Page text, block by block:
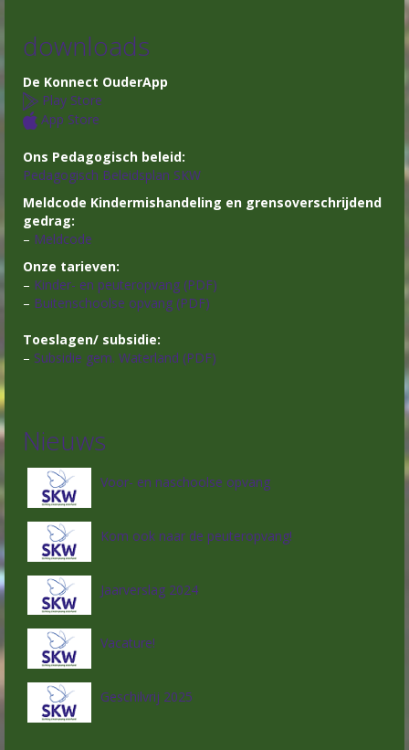
downloads
De Konnect OuderApp
Play Store
App Store
Ons Pedagogisch beleid:
Pedagogisch Beleidsplan SKW
Meldcode Kindermishandeling en grensoverschrijdend
gedrag:
– Meldcode
Onze tarieven:
– Kinder- en peuteropvang (PDF)
– Buitenschoolse opvang (PDF)
Toeslagen/ subsidie:
– Subsidie gem. Waterland (PDF)
Nieuws
Voor- en naschoolse opvang
Kom ook naar de peuteropvang!
Jaarverslag 2024
Vacature!
Geschilvrij 2025